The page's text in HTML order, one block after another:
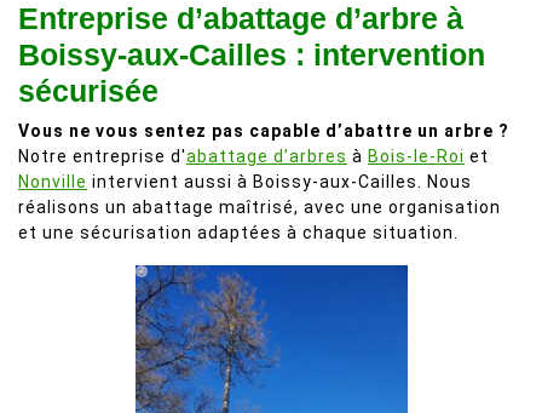
Entreprise d’abattage d’arbre à
Boissy-aux-Cailles : intervention
sécurisée
Vous ne vous sentez pas capable d’abattre un arbre ?
Notre entreprise d'abattage d’arbres à Bois-le-Roi et
Nonville intervient aussi à Boissy-aux-Cailles. Nous
réalisons un abattage maîtrisé, avec une organisation
et une sécurisation adaptées à chaque situation.